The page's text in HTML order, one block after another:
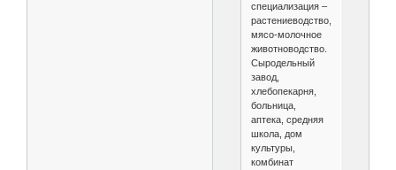
специализация –
растениеводство,
мясо-молочное
животноводство.
Сыродельный
завод,
хлебопекарня,
больница,
аптека, средняя
школа, дом
культуры,
комбинат